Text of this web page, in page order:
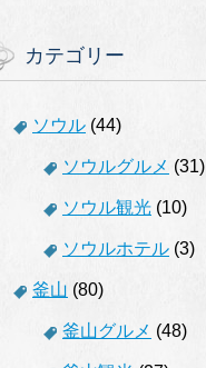
カテゴリー
ソウル (44)
ソウルグルメ (31)
ソウル観光 (10)
ソウルホテル (3)
釜山 (80)
釜山グルメ (48)